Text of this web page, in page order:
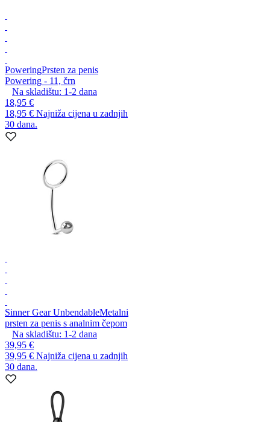
PoweringPrsten za penis
Powering - 11, črn
Na skladištu: 1-2 dana
18,95 €
18,95 € Najniža cijena u zadnjih
30 dana.
Sinner Gear UnbendableMetalni
prsten za penis s analnim čepom
Na skladištu: 1-2 dana
39,95 €
39,95 € Najniža cijena u zadnjih
30 dana.